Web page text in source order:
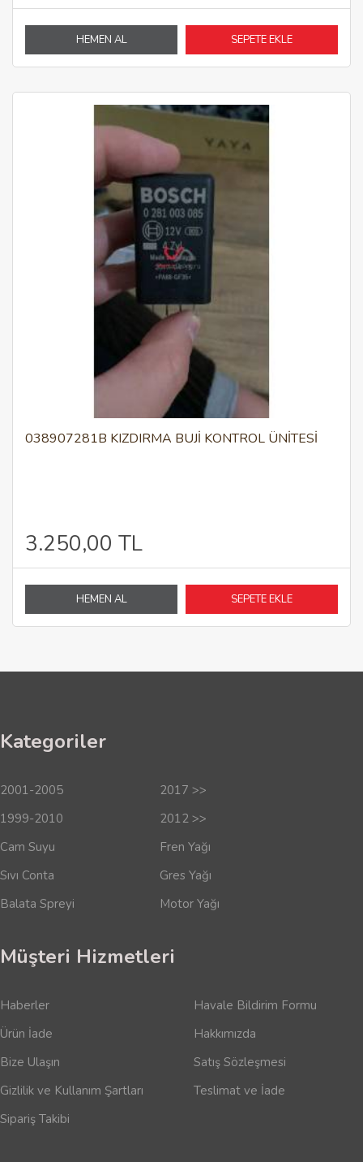
HEMEN AL SEPETE EKLE
038907281B KIZDIRMA BUJİ KONTROL ÜNİTESİ
3.250,00 TL
HEMEN AL SEPETE EKLE
Kategoriler
2001-2005
2017 >>
1999-2010
2012 >>
Cam Suyu
Fren Yağı
Sıvı Conta
Gres Yağı
Balata Spreyi
Motor Yağı
Müşteri Hizmetleri
Haberler
Havale Bildirim Formu
Ürün İade
Hakkımızda
Bize Ulaşın
Satış Sözleşmesi
Gizlilik ve Kullanım Şartları
Teslimat ve İade
Sipariş Takibi